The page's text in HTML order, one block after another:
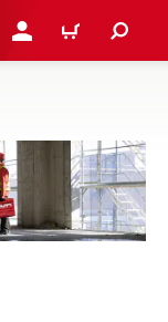
登录或注册购物车